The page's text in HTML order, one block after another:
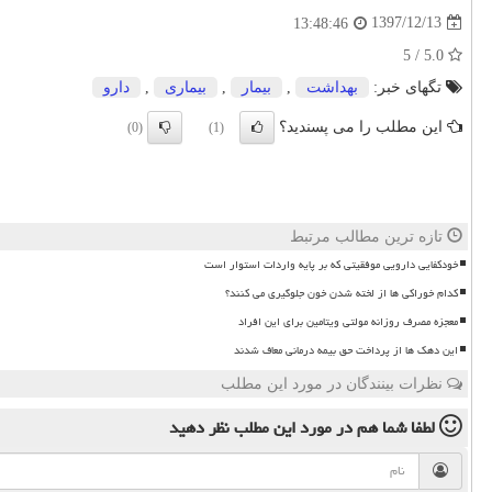
1397/12/13
13:48:46
تگهای خبر:
بهداشت بیمار بیماری دارو
این مطلب را می پسندید؟ (1)
(0)
تازه ترین مطالب مرتبط
خودکفایی دارویی موفقیتی که بر پایه واردات استوار است
کدام خوراکی ها از لخته شدن خون جلوگیری می کنند؟
معجزه مصرف روزانه مولتی ویتامین برای این افراد
این دهک ها از پرداخت حق بیمه درمانی معاف شدند
نظرات بینندگان در مورد این مطلب
لطفا شما همدر مورد این مطلبنظر دهید